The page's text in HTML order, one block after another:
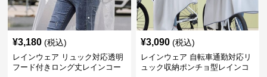
¥3,180 (税込)
レインウェア リュック対応透明
フード付きロング丈レインコー
¥3,090 (税込)
レインウェア 自転車通勤対応リ
ュック収納ポンチョ型レインコ